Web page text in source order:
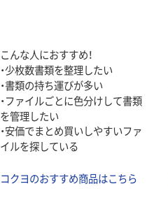
こんな人におすすめ！
・少枚数書類を整理したい
・書類の持ち運びが多い
・ファイルごとに色分けして書類
を管理したい
・安価でまとめ買いしやすいファ
イルを探している
コクヨのおすすめ商品はこちら